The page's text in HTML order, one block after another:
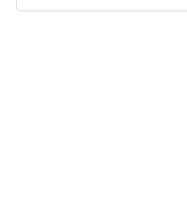
ratings.NaN